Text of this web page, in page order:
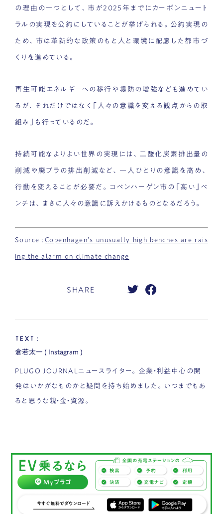
の理由の一つとして、市が2025年までにカーボンニュート
ラルの実現を公約にしていることが挙げられる。公約実現の
ため、市は革新的な政策のもと人と環境に配慮した都市づ
くりを進めている。
再生可能エネルギーへの移行や堤防の増強なども進めてい
るが、それだけではなく「人々の意識を変える観点からの取
組み」も行っているのだ。
持続可能なよりよい世界の実現には、二酸化炭素排出量の
削減や廃プラの排出削減など、一人ひとりの意識を高め、
行動を変えることが必要だ。コペンハーゲン市の「高い」ベ
ンチは、まさに人々の意識に訴えかけるものとなるだろう。
Source : Copenhagen’s unusually high benches are rais
ing the alarm on climate change
SHARE
TEXT：
倉若太一 ( Instagram )
PLUGO JOURNALニュースライター。企業・利益中心の開
発はいかがなものかと疑問を持ち始めました。いつまでもあ
ると思うな親・金・資源。